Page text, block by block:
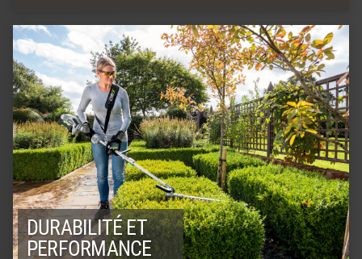
DURABILITÉ ET
PERFORMANCE